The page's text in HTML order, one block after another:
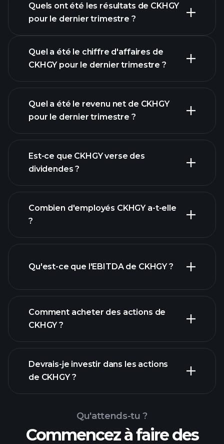
Calendrier des résultats
Quels ont été les résultats de CKHGY
pour le dernier trimestre ?
les bénéfices de
CKHGY
Quel a été le chiffre d'affaires de
CKHGY pour le dernier trimestre ?
rapports financiers
Quel a été le revenu net de CKHGY
pour le dernier trimestre ?
rapports
financiers
Est-ce que CKHGY verse des
dividendes ?
Combien d'employés CKHGY a-t-elle
?
Qu'est-ce que l'EBITDA de CKHGY ?
rapports financiers
Comment acheter des actions de
CKHGY ?
Devrais-je investir dans les actions
de CKHGY ?
Qu'attends-tu ?
Commencez à faire des